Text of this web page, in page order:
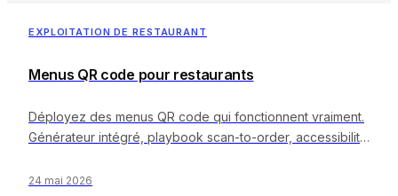
EXPLOITATION DE RESTAURANT
Menus QR code pour restaurants
Déployez des menus QR code qui fonctionnent vraiment.
Générateur intégré, playbook scan-to-order, accessibilité
24 mai 2026